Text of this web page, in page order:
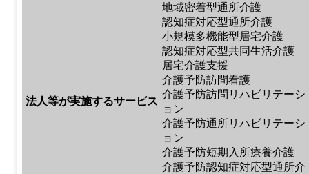
法人等が実施するサービス
地域密着型通所介護
認知症対応型通所介護
小規模多機能型居宅介護
認知症対応型共同生活介護
居宅介護支援
介護予防訪問看護
介護予防訪問リハビリテーシ
ョン
介護予防通所リハビリテーシ
ョン
介護予防短期入所療養介護
介護予防認知症対応型通所介